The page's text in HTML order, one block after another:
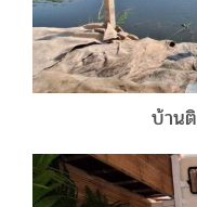
บ้าน